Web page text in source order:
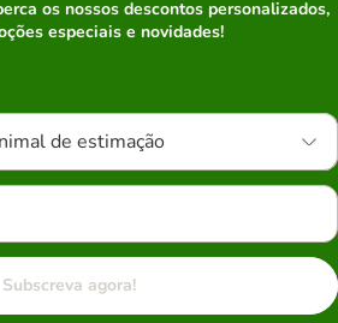
os nossos descontos personalizados,
especiais e novidades!
de estimação
Subscreva agora!